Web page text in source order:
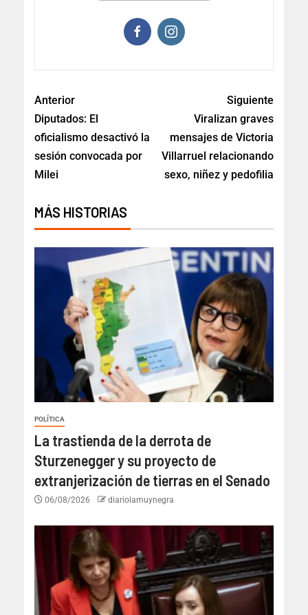
Anterior
Diputados: El
oficialismo desactivó la
sesión convocada por
Milei
Siguiente
Viralizan graves
mensajes de Victoria
Villarruel relacionando
sexo, niñez y pedofilia
MÁS HISTORIAS
POLÍTICA
La trastienda de la derrota de
Sturzenegger y su proyecto de
extranjerización de tierras en el Senado
06/08/2026 diariolamuynegra